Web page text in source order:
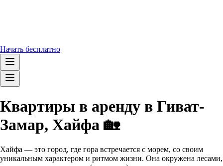
Начать бесплатно
Квартиры в аренду в Гиват-
Замар, Хайфа 🏡
Хайфа — это город, где гора встречается с морем, со своим
уникальным характером и ритмом жизни. Она окружена лесами,